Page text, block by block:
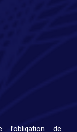
l’obligation de